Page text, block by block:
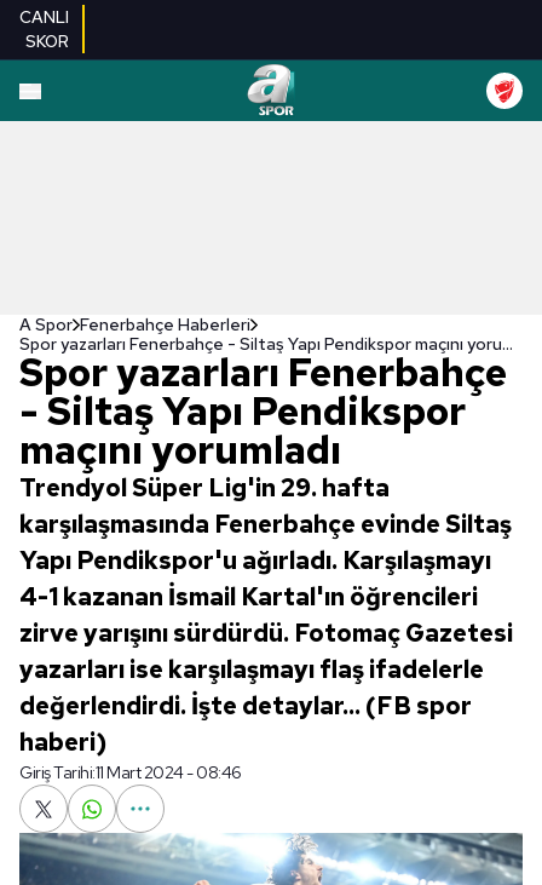
CANLI
SKOR
A Spor Fenerbahçe Haberleri
Spor yazarları Fenerbahçe - Siltaş Yapı Pendikspor maçını yorumladı
Spor yazarları Fenerbahçe
- Siltaş Yapı Pendikspor
maçını yorumladı
Trendyol Süper Lig'in 29. hafta
karşılaşmasında Fenerbahçe evinde Siltaş
Yapı Pendikspor'u ağırladı. Karşılaşmayı
4-1 kazanan İsmail Kartal'ın öğrencileri
zirve yarışını sürdürdü. Fotomaç Gazetesi
yazarları ise karşılaşmayı flaş ifadelerle
değerlendirdi. İşte detaylar... (FB spor
haberi)
Giriş Tarihi:11 Mart 2024 - 08:46